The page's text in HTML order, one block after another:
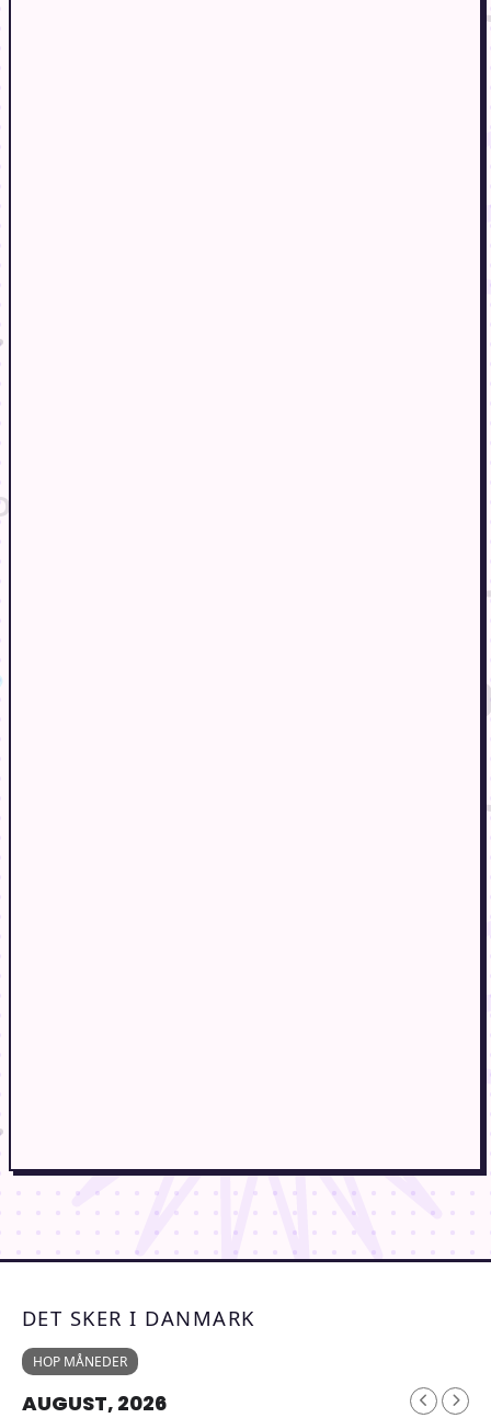
DET SKER I DANMARK
HOP MÅNEDER
AUGUST, 2026